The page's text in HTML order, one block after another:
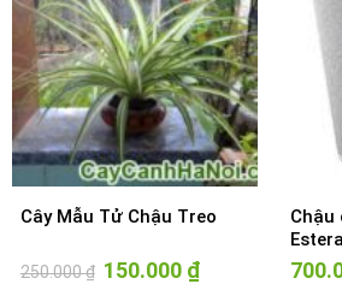
Cây Mẫu Tử Chậu Treo
250.000₫ Giá
gốc
150.000 ₫Giá
hiện
Chậu